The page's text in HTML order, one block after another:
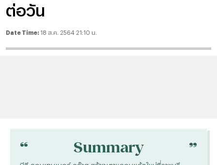
ต่อวัน
Date Time: 18 ส.ค. 2564 21:10 น.
“ Summary “